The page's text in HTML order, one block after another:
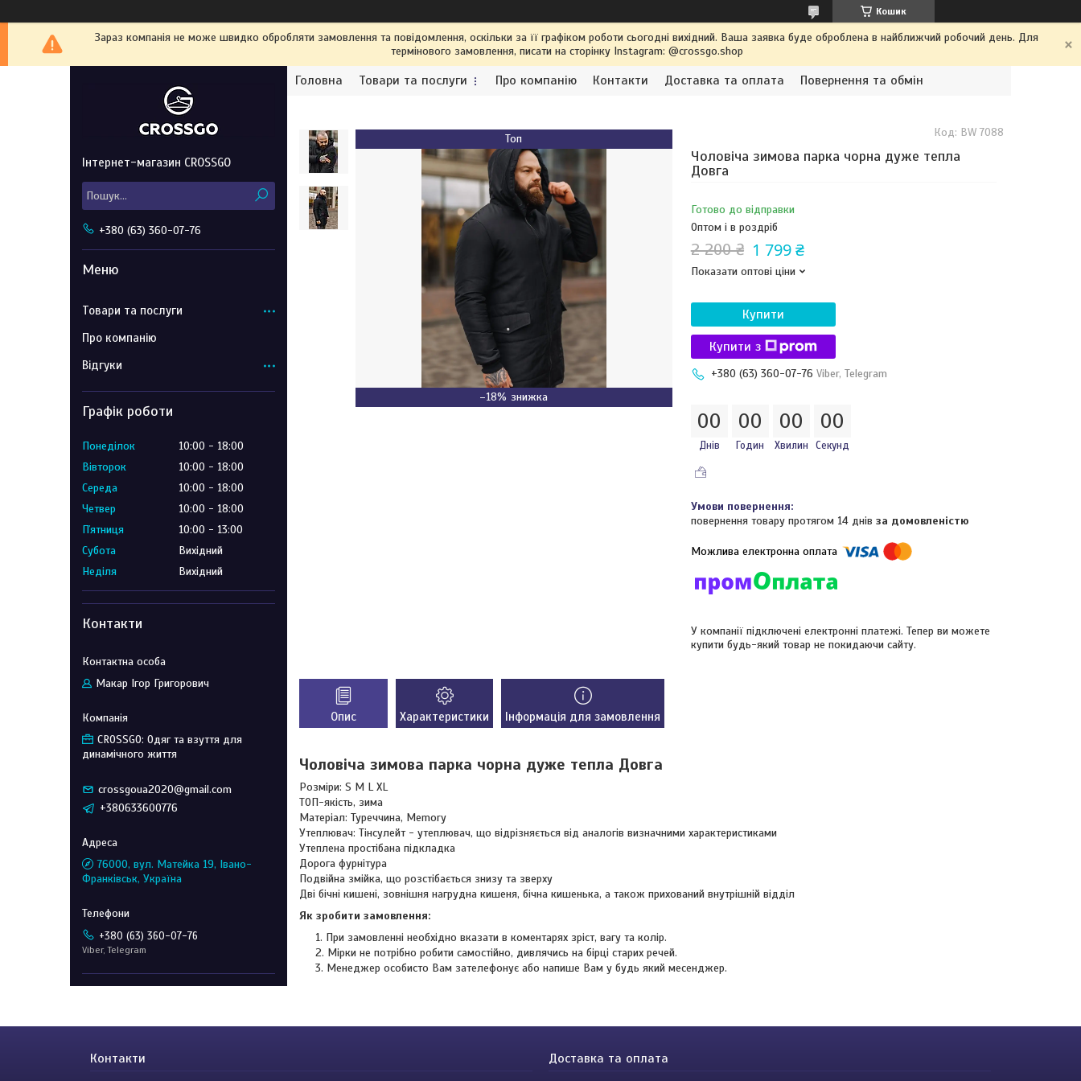
Кошик
Зараз компанія не може швидко обробляти замовлення та повідомлення, оскільки за її графіком роботи сьогодні вихідний. Ваша заявка буде оброблена в найближчий робочий день. Для
термінового замовлення, писати на сторінку Instagram: @crossgo.shop
Головна Товари та послуги Про компанію Контакти Доставка та оплата Повернення та обмін
Топ
–18%
Чоловіча зимова парка чорна дуже тепла
Довга
Готово до відправки
Оптом і в роздріб
Код: BW 7088
2 200 ₴ 1 799 ₴
Показати оптові ціни
Купити
Купити з
+380 (63) 360-07-76 Viber, Telegram
00
Днів
00
Годин
00
Хвилин
00
Секунд
повернення товару протягом 14 днів за домовленістю
У компанії підключені електронні платежі. Тепер ви можете
купити будь-який товар не покидаючи сайту.
Опис Характеристики Інформація для замовлення
Чоловіча зимова парка чорна дуже тепла Довга
Розміри: S M L XL
ТОП-якість, зима
Матеріал: Туреччина, Memory
Утеплювач: Тінсулейт - утеплювач, що відрізняється від аналогів визначними характеристиками
Утеплена простібана підкладка
Дорога фурнітура
Подвійна змійка, що розстібається знизу та зверху
Дві бічні кишені, зовнішня нагрудна кишеня, бічна кишенька, а також прихований внутрішній відділ
Як зробити замовлення:
При замовленні необхідно вказати в коментарях зріст, вагу та колір.
Мірки не потрібно робити самостійно, дивлячись на бірці старих речей.
Менеджер особисто Вам зателефонує або напише Вам у будь який месенджер.
Інтернет-магазин CROSSGO
+380 (63) 360-07-76
Товари та послуги
Про компанію
Відгуки
Графік роботи
Понеділок 10:00
18:00
Вівторок
10:00
18:00
Середа
10:00
18:00
Четвер
10:00
18:00
Пʼятниця
10:00
13:00
Субота
Вихідний
Неділя
Вихідний
Контакти
Макар Ігор Григорович
CROSSGO: Одяг та взуття для
динамічного життя
crossgoua2020@gmail.com
+380633600776
76000, вул. Матейка 19, Івано-
Франківськ, Україна
+380 (63) 360-07-76
Viber, Telegram
Контакти Доставка та оплата